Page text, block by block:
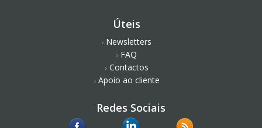
Úteis
Newsletters
FAQ
Contactos
Apoio ao cliente
Redes Sociais